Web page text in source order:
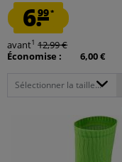
6.99*
avant1 12,99 €
Économise :
6,00 €
Sélectionner la taille...